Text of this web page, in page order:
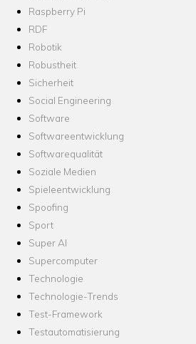
Raspberry Pi
RDF
Robotik
Robustheit
Sicherheit
Social Engineering
Software
Softwareentwicklung
Softwarequalität
Soziale Medien
Spieleentwicklung
Spoofing
Sport
Super AI
Supercomputer
Technologie
Technologie-Trends
Test-Framework
Testautomatisierung